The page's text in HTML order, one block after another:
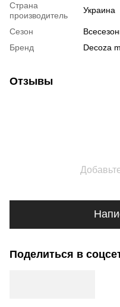
Страна
производитель
Украина
Сезон
Бренд
Decoza
Отзывы
Поделиться в